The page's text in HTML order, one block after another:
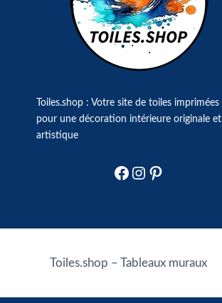
Toiles.shop : Votre site de toiles imprimées
pour une décoration intérieure originale et
artistique
Facebook
Instagram
Pinterest
Toiles.shop – Tableaux muraux